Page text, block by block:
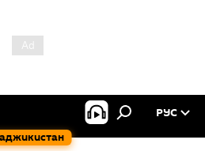
РУС